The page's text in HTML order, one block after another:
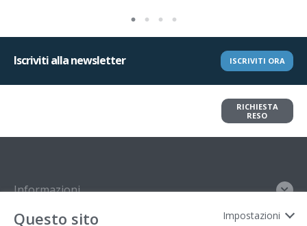
Iscriviti alla newsletter ISCRIVITI ORA
RICHIESTA
RESO
Informazioni
Contatto
Questo sito Impostazioni